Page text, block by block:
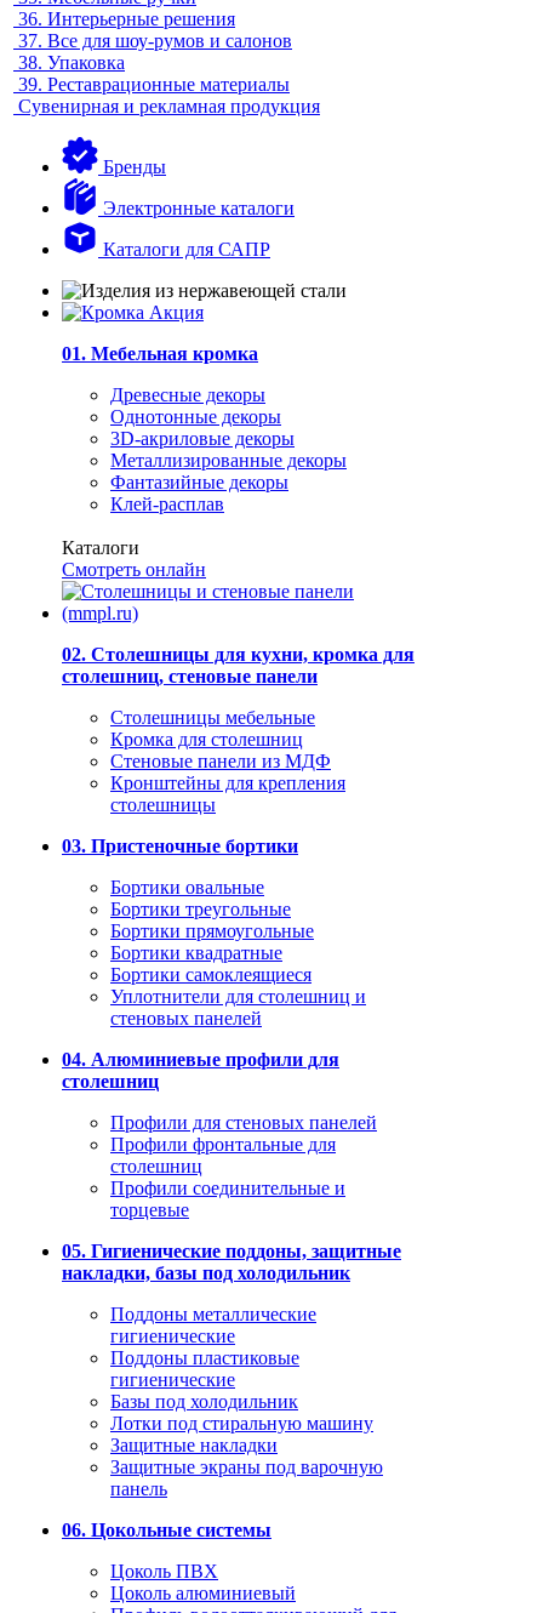
36. Интерьерные решения
37. Все для шоу-румов и салонов
38. Упаковка
39. Реставрационные материалы
Сувенирная и рекламная продукция
Бренды
Электронные каталоги
Каталоги для САПР
01. Мебельная кромка
Древесные декоры
Однотонные декоры
3D-акриловые декоры
Металлизированные декоры
Фантазийные декоры
Клей-расплав
Каталоги
Смотреть онлайн
02. Столешницы для кухни, кромка для
столешниц, стеновые панели
Столешницы мебельные
Кромка для столешниц
Стеновые панели из МДФ
Кронштейны для крепления
столешницы
03. Пристеночные бортики
Бортики овальные
Бортики треугольные
Бортики прямоугольные
Бортики квадратные
Бортики самоклеящиеся
Уплотнители для столешниц и
стеновых панелей
04. Алюминиевые профили для
столешниц
Профили для стеновых панелей
Профили фронтальные для
столешниц
Профили соединительные и
торцевые
05. Гигиенические поддоны, защитные
накладки, базы под холодильник
Поддоны металлические
гигиенические
Поддоны пластиковые
гигиенические
Базы под холодильник
Лотки под стиральную машину
Защитные накладки
Защитные экраны под варочную
панель
06. Цокольные системы
Цоколь ПВХ
Цоколь алюминиевый